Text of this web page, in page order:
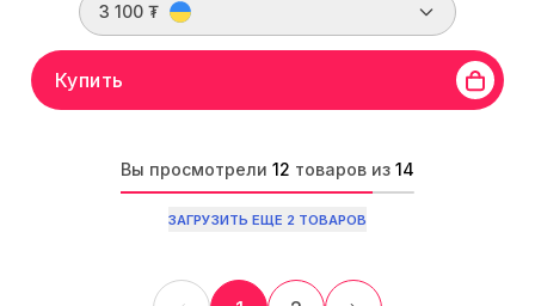
3 100 ₮
Купить
Вы просмотрели 12 товаров из 14
ЗАГРУЗИТЬ ЕЩЕ 2 ТОВАРОВ